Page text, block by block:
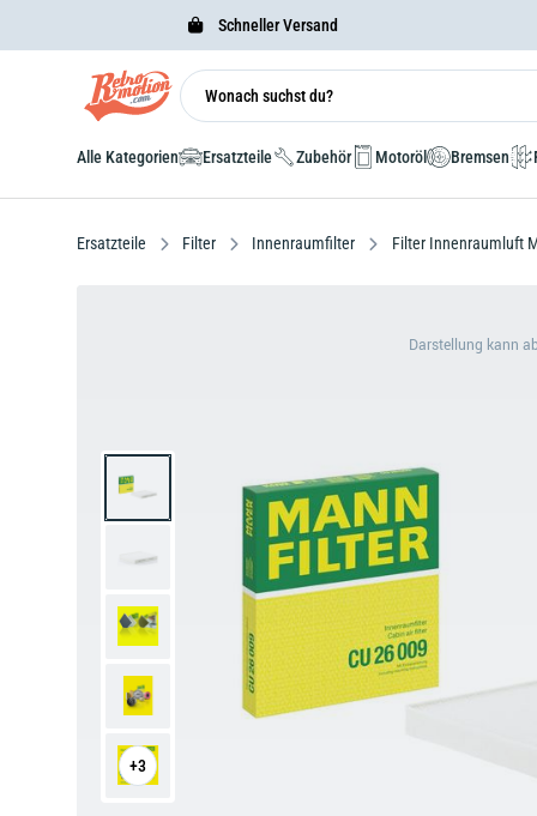
Schneller Versand
Alle Kategorien Ersatzteile Zubehör Motoröl Bremsen
Ersatzteile Filter Innenraumfilter Filter Innenraumluft
Darstellung kann
+3